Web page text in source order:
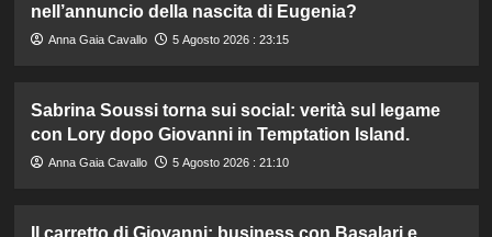
nell’annuncio della nascita di Eugenia?
Anna Gaia Cavallo 5 Agosto 2026 : 23:15
Sabrina Soussi torna sui social: verità sul legame
con Lory dopo Giovanni in Temptation Island.
Anna Gaia Cavallo 5 Agosto 2026 : 21:10
Il carretto di Giovanni: business con Basalari e